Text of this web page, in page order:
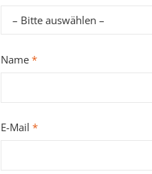
Name *
E-Mail *